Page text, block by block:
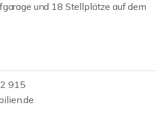
und 18 Stellplätze auf dem
915